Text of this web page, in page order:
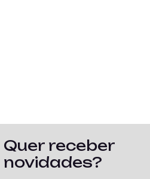
Quer receber
novidades?